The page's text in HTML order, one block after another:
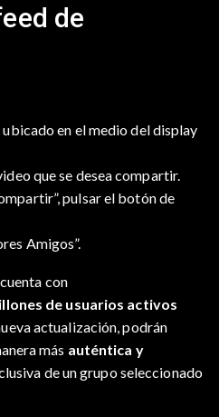
de
ubicado en el medio del display
que se desea compartir.
pulsar el botón de
Amigos”.
con
de usuarios activos
actualización, podrán
más auténtica y
de un grupo seleccionado